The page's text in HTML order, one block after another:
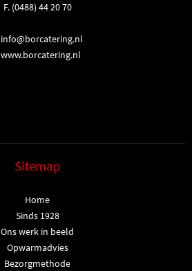
F. (0488) 44 20 70
info@borcatering.nl
www.borcatering.nl
Sitemap
Home
Sinds 1928
Ons werk in beeld
Opwarmadvies
Bezorgmethode